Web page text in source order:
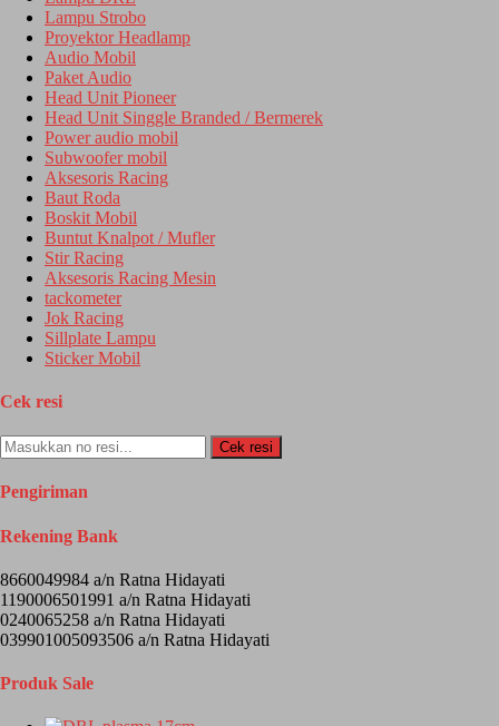
Lampu Strobo
Proyektor Headlamp
Audio Mobil
Paket Audio
Head Unit Pioneer
Head Unit Singgle Branded / Bermerek
Power audio mobil
Subwoofer mobil
Aksesoris Racing
Baut Roda
Boskit Mobil
Buntut Knalpot / Mufler
Stir Racing
Aksesoris Racing Mesin
tackometer
Jok Racing
Sillplate Lampu
Sticker Mobil
Cek resi
Cek resi
Pengiriman
Rekening Bank
8660049984 a/n Ratna Hidayati
1190006501991 a/n Ratna Hidayati
0240065258 a/n Ratna Hidayati
039901005093506 a/n Ratna Hidayati
Produk Sale